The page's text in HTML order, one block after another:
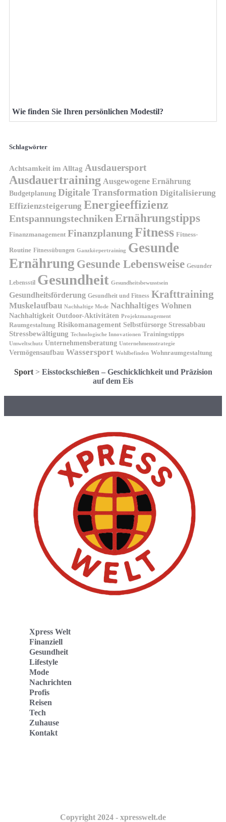
Wie finden Sie Ihren persönlichen Modestil?
Schlagwörter
Achtsamkeit im Alltag Ausdauersport
Ausdauertraining Ausgewogene Ernährung
Budgetplanung Digitale Transformation Digitalisierung
Effizienzsteigerung Energieeffizienz
Entspannungstechniken Ernährungstipps
Finanzmanagement Finanzplanung Fitness Fitness-
Routine Fitnessübungen Ganzkörpertraining Gesunde
Ernährung Gesunde Lebensweise Gesunder
Lebensstil Gesundheit Gesundheitsbewusstsein
Gesundheitsförderung Gesundheit und Fitness Krafttraining
Muskelaufbau Nachhaltige Mode Nachhaltiges Wohnen
Nachhaltigkeit Outdoor-Aktivitäten Projektmanagement
Raumgestaltung Risikomanagement Selbstfürsorge Stressabbau
Stressbewältigung Technologische Innovationen Trainingstipps
Umweltschutz Unternehmensberatung Unternehmensstrategie
Vermögensaufbau Wassersport Wohlbefinden Wohnraumgestaltung
Sport> Eisstockschießen – Geschicklichkeit und Präzision
auf dem Eis
Xpress Welt
Finanziell
Gesundheit
Lifestyle
Mode
Nachrichten
Profis
Reisen
Tech
Zuhause
Kontakt
Copyright 2024 - xpresswelt.de